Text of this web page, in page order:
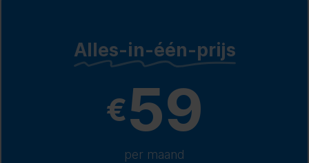
Alles-in-één-prijs
€59
per maand